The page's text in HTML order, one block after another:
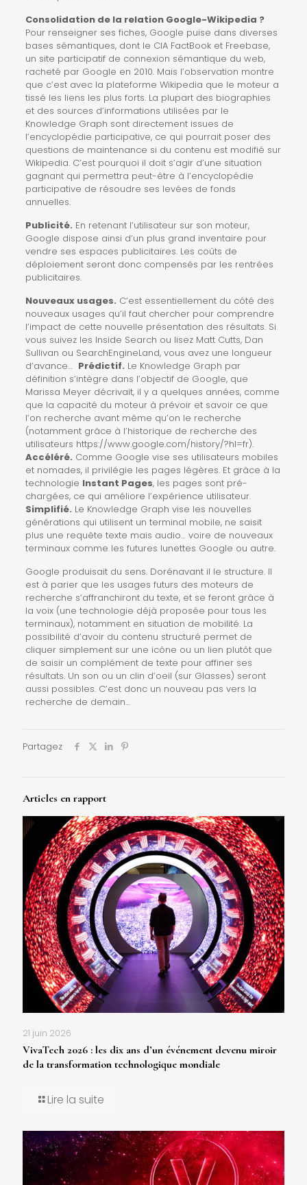
Consolidation de la relation Google-Wikipedia ?
Pour renseigner ses fiches, Google puise dans diverses
bases sémantiques, dont le CIA FactBook et Freebase,
un site participatif de connexion sémantique du web,
racheté par Google en 2010. Mais l’observation montre
que c’est avec la plateforme Wikipedia que le moteur a
tissé les liens les plus forts. La plupart des biographies
et des sources d’informations utilisées par le
Knowledge Graph sont directement issues de
l’encyclopédie participative, ce qui pourrait poser des
questions de maintenance si du contenu est modifié sur
Wikipedia. C’est pourquoi il doit s’agir d’une situation
gagnant qui permettra peut-être à l’encyclopédie
participative de résoudre ses levées de fonds
annuelles.
Publicité. En retenant l’utilisateur sur son moteur,
Google dispose ainsi d’un plus grand inventaire pour
vendre ses espaces publicitaires. Les coûts de
déploiement seront donc compensés par les rentrées
publicitaires.
Nouveaux usages. C’est essentiellement du côté des
nouveaux usages qu’il faut chercher pour comprendre
l’impact de cette nouvelle présentation des résultats. Si
vous suivez les Inside Search ou lisez Matt Cutts, Dan
Sullivan ou SearchEngineLand, vous avez une longueur
d’avance… Prédictif. Le Knowledge Graph par
définition s’intègre dans l’objectif de Google, que
Marissa Meyer décrivait, il y a quelques années, comme
que la capacité du moteur à prévoir et savoir ce que
l’on recherche avant même qu’on le recherche
(notamment grâce à l’historique de recherche des
utilisateurs https://www.google.com/history/?hl=fr).
Accéléré. Comme Google vise ses utilisateurs mobiles
et nomades, il privilégie les pages légères. Et grâce à la
technologie Instant Pages, les pages sont pré-
chargées, ce qui améliore l’expérience utilisateur.
Simplifié. Le Knowledge Graph vise les nouvelles
générations qui utilisent un terminal mobile, ne saisit
plus une requête texte mais audio… voire de nouveaux
terminaux comme les futures lunettes Google ou autre.
Google produisait du sens. Dorénavant il le structure. Il
est à parier que les usages futurs des moteurs de
recherche s’affranchiront du texte, et se feront grâce à
la voix (une technologie déjà proposée pour tous les
terminaux), notamment en situation de mobilité. La
possibilité d’avoir du contenu structuré permet de
cliquer simplement sur une icône ou un lien plutôt que
de saisir un complément de texte pour affiner ses
résultats. Un son ou un clin d’oeil (sur Glasses) seront
aussi possibles. C’est donc un nouveau pas vers la
recherche de demain…
Partagez
Articles en rapport
21 juin 2026
VivaTech 2026 : les dix ans d’un événement devenu miroir
de la transformation technologique mondiale
Lire la suite